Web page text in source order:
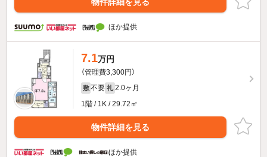
ほか提供
7.1万円
（管理費3,300円）
敷 不要 礼 2.0ヶ月
1階 / 1K / 29.72㎡
物件詳細を見る
ほか提供